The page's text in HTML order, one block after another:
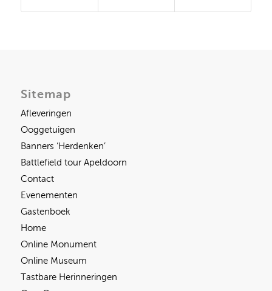
Sitemap
Afleveringen
Ooggetuigen
Banners ‘Herdenken’
Battlefield tour Apeldoorn
Contact
Evenementen
Gastenboek
Home
Online Monument
Online Museum
Tastbare Herinneringen